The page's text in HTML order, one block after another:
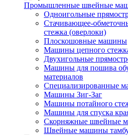
Промышленные швейные
Одноигольные
Стачивающее-
стежка (оверлоки)
Плоскошовные машины
Машины цепного
Двухигольные
Машины для пошива
материалов
Специализированные
Машины Зиг-Заг
Машины потайного
Машины для спуска
Скорняжные швейные
Швейные машины